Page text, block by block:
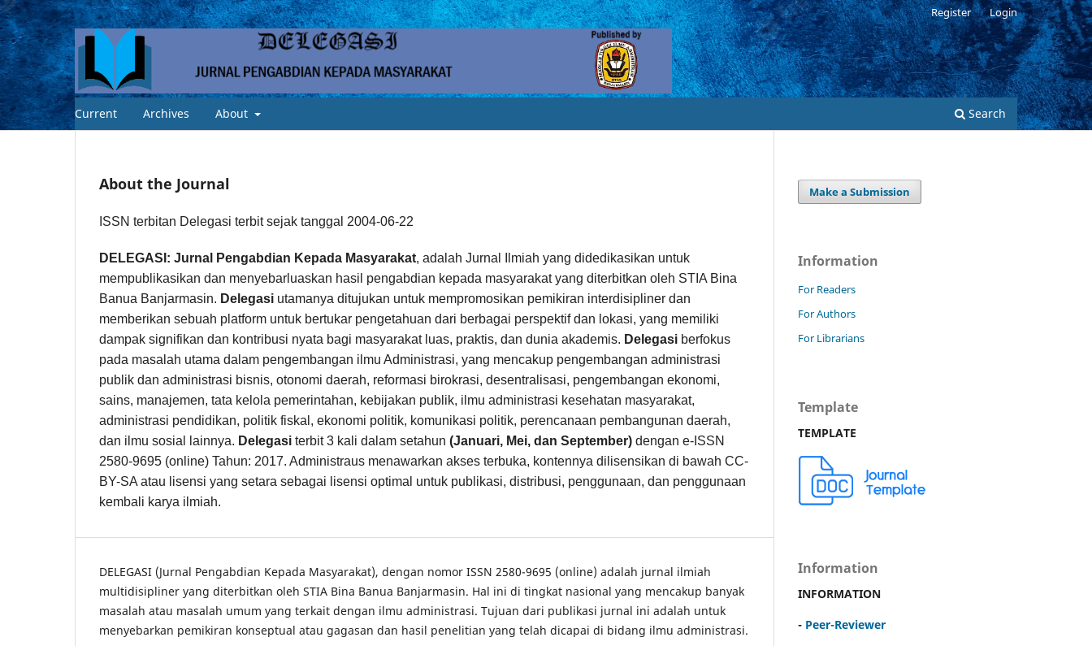
Current Archives About Search
Register Login
About the Journal
ISSN terbitan Delegasi terbit sejak tanggal 2004-06-22
DELEGASI: Jurnal Pengabdian Kepada Masyarakat, adalah Jurnal Ilmiah yang didedikasikan untuk
mempublikasikan dan menyebarluaskan hasil pengabdian kepada masyarakat yang diterbitkan oleh STIA Bina
Banua Banjarmasin. Delegasi utamanya ditujukan untuk mempromosikan pemikiran interdisipliner dan
memberikan sebuah platform untuk bertukar pengetahuan dari berbagai perspektif dan lokasi, yang memiliki
dampak signifikan dan kontribusi nyata bagi masyarakat luas, praktis, dan dunia akademis. Delegasi berfokus
pada masalah utama dalam pengembangan ilmu Administrasi, yang mencakup pengembangan administrasi
publik dan administrasi bisnis, otonomi daerah, reformasi birokrasi, desentralisasi, pengembangan ekonomi,
sains, manajemen, tata kelola pemerintahan, kebijakan publik, ilmu administrasi kesehatan masyarakat,
administrasi pendidikan, politik fiskal, ekonomi politik, komunikasi politik, perencanaan pembangunan daerah,
dan ilmu sosial lainnya. Delegasi terbit 3 kali dalam setahun (Januari, Mei, dan September) dengan e-ISSN
2580-9695 (online) Tahun: 2017. Administraus menawarkan akses terbuka, kontennya dilisensikan di bawah CC-
BY-SA atau lisensi yang setara sebagai lisensi optimal untuk publikasi, distribusi, penggunaan, dan penggunaan
kembali karya ilmiah.
DELEGASI (Jurnal Pengabdian Kepada Masyarakat), dengan nomor ISSN 2580-9695 (online) adalah jurnal ilmiah
multidisipliner yang diterbitkan oleh STIA Bina Banua Banjarmasin. Hal ini di tingkat nasional yang mencakup banyak
masalah atau masalah umum yang terkait dengan ilmu administrasi. Tujuan dari publikasi jurnal ini adalah untuk
menyebarkan pemikiran konseptual atau gagasan dan hasil penelitian yang telah dicapai di bidang ilmu administrasi.
Make a Submission
Information
For Readers
For Authors
For Librarians
Template
TEMPLATE
Information
INFORMATION
- Peer-Reviewer